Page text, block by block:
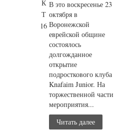
К
Т
16
В это воскресенье 23
октября в
Воронежской
еврейской общине
состоялось
долгожданное
открытие
подросткового клуба
Knafaim Junior. На
торжественной части
мероприятия...
Читать далее